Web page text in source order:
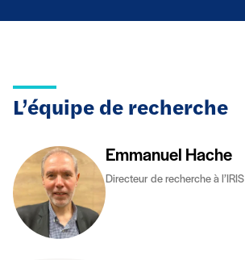
L’équipe de recherche
Emmanuel Hache
Directeur de recherche à l’IRIS